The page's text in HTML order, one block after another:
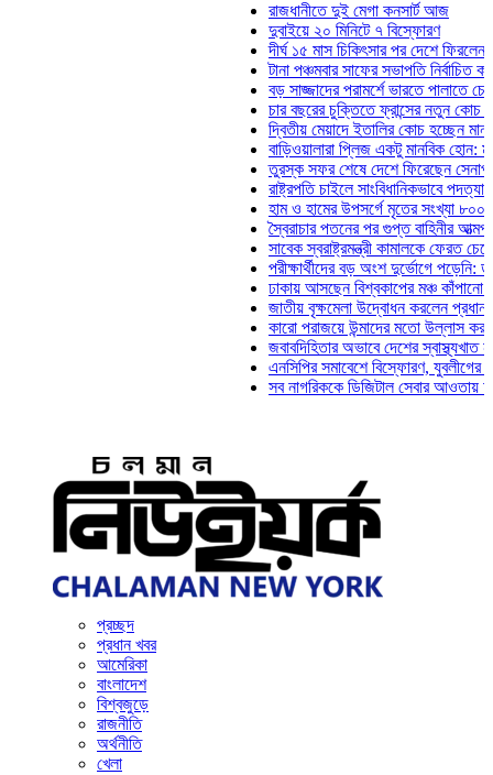
রাজধানীতে দুই মেগা কনসার্ট আজ
দুবাইয়ে ২০ মিনিটে ৭ বিস্ফোরণ
দীর্ঘ ১৫ মাস চিকিৎসার পর দেশে ফিরলেন ইলিয়াস
টানা পঞ্চমবার সাফের সভাপতি নির্বাচিত কাজী
বড় সাজ্জাদের পরামর্শে ভারতে পালাতে
চার বছরের চুক্তিতে ফ্রান্সের নতুন কোচ জিদান
দ্বিতীয় মেয়াদে ইতালির কোচ হচ্ছেন মানচিনি
বাড়িওয়ালারা প্লিজ একটু মানবিক হোন: মনিরা মিঠু
তুরস্ক সফর শেষে দেশে ফিরেছেন সেনাপ্রধান
রাষ্ট্রপতি চাইলে সাংবিধানিকভাবে পদত্যাগ করতে
হাম ও হামের উপসর্গে মৃতের সংখ্যা ৮০০ ছাড়াল
স্বৈরাচার পতনের পর গুপ্ত বাহিনীর আত্মপ্রকাশ:
সাবেক স্বরাষ্ট্রমন্ত্রী কামালকে ফেরত চেয়ে
পরীক্ষার্থীদের বড় অংশ দুর্ভোগে পড়েনি: ড. মাহ্‌দী
ঢাকায় আসছেন বিশ্বকাপের মঞ্চ কাঁপানো সেই
জাতীয় বৃক্ষমেলা উদ্বোধন করলেন প্রধানমন্ত্রী
কারো পরাজয়ে উন্মাদের মতো উল্লাস করতে হয়
জবাবদিহিতার অভাবে দেশের স্বাস্থ্যখাত নানা
এনসিপির সমাবেশে বিস্ফোরণ, যুবলীগের দুই
সব নাগরিককে ডিজিটাল সেবার আওতায় আনতে
প্রচ্ছদ
প্রধান খবর
আমেরিকা
বাংলাদেশ
বিশ্বজুড়ে
রাজনীতি
অর্থনীতি
খেলা